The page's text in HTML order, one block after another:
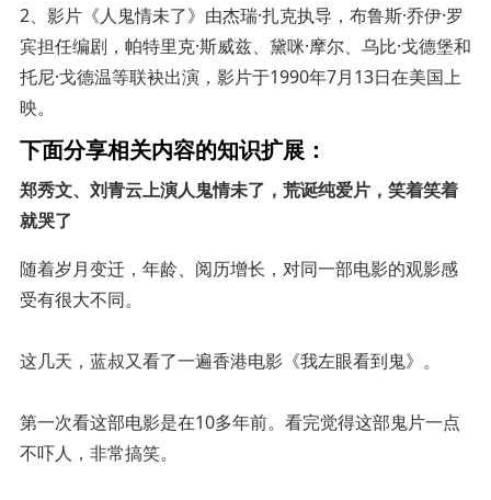
2、影片《人鬼情未了》由杰瑞·扎克执导，布鲁斯·乔伊·罗
宾担任编剧，帕特里克·斯威兹、黛咪·摩尔、乌比·戈德堡和
托尼·戈德温等联袂出演，影片于1990年7月13日在美国上
映。
下面分享相关内容的知识扩展：
郑秀文、刘青云上演人鬼情未了，荒诞纯爱片，笑着笑着
就哭了
随着岁月变迁，年龄、阅历增长，对同一部电影的观影感
受有很大不同。
这几天，蓝叔又看了一遍香港电影《我左眼看到鬼》。
第一次看这部电影是在10多年前。看完觉得这部鬼片一点
不吓人，非常搞笑。